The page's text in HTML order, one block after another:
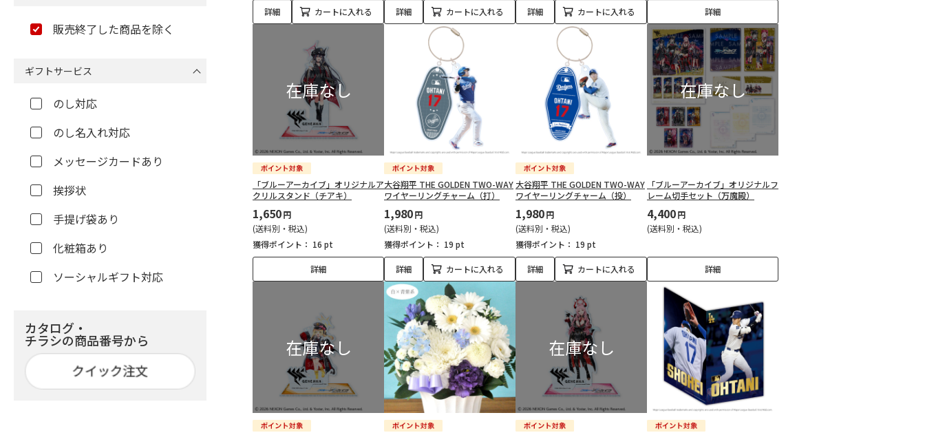
詳細 カートに入れる 詳細 カートに入れる 詳細 カートに入れる 詳細
「ブルーアーカイブ」オリジナルア
クリルスタンド（チアキ）
1,650円
(送料別・税込)
獲得ポイント： 16 pt
詳細
大谷翔平 THE GOLDEN TWO-WAY
ワイヤーリングチャーム（打）
1,980円
(送料別・税込)
獲得ポイント： 19 pt
詳細 カートに入れる
大谷翔平 THE GOLDEN TWO-WAY
ワイヤーリングチャーム（投）
1,980円
(送料別・税込)
獲得ポイント： 19 pt
詳細 カートに入れる
「ブルーアーカイブ」オリジナルフ
レーム切手セット（万魔殿）
4,400円
(送料別・税込)
詳細
（51）
株式会社マインド（97）
なかほら牧場（21）
育てるタオル（53）
お肉の神戸エスエイチ（28）
RANGEMATE PRO（2）
サザエ食品株式会社（2）
株式会社フーズアイ（2）
（5）
株式会社アイビス（63）
販売終了した商品を除く
ギフトサービス
のし対応
のし名入れ対応
メッセージカードあり
挨拶状
手提げ袋あり
化粧箱あり
ソーシャルギフト対応
カタログ・
チラシの商品番号から